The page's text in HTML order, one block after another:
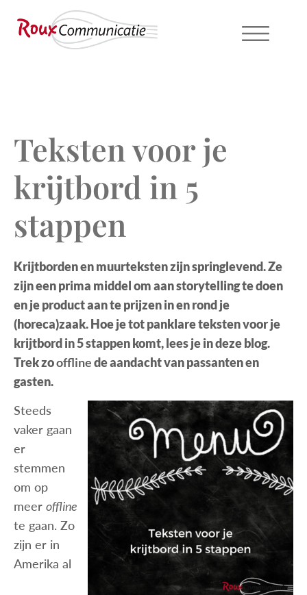
Teksten voor je
krijtbord in 5
stappen
Krijtborden en muurteksten zijn springlevend. Ze
zijn een prima middel om aan storytelling te doen
en je product aan te prijzen in en rond je
(horeca)zaak. Hoe je tot panklare teksten voor je
krijtbord in 5 stappen komt, lees je in deze blog.
Trek zoofflinede aandacht van passanten en
gasten.
Steeds
vaker gaan
er
stemmen
om op
meer offline
te gaan. Zo
zijn er in
Amerika al